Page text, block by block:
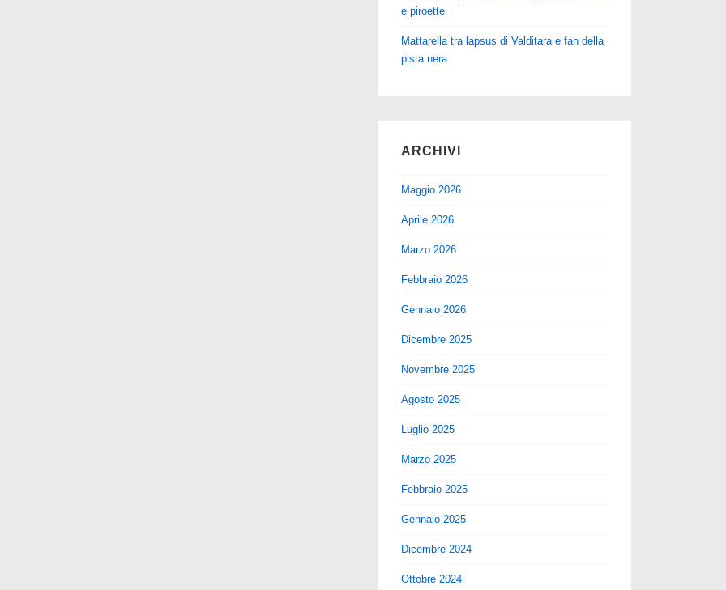
e piroette
Mattarella tra lapsus di Valditara e fan della
pista nera
ARCHIVI
Maggio 2026
Aprile 2026
Marzo 2026
Febbraio 2026
Gennaio 2026
Dicembre 2025
Novembre 2025
Agosto 2025
Luglio 2025
Marzo 2025
Febbraio 2025
Gennaio 2025
Dicembre 2024
Ottobre 2024